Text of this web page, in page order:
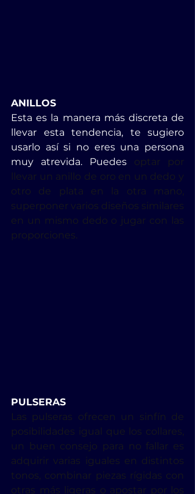
ANILLOS
Esta es la manera más discreta de
llevar esta tendencia, te sugiero
usarlo así si no eres una persona
muy atrevida. Puedes optar por
llevar un anillo de oro en un dedo y
otro de plata en la otra mano,
superponer varios diseños similares
en un mismo dedo o jugar con las
proporciones.
PULSERAS
Las pulseras ofrecen un sinfín de
posibilidades igual que los collares,
un buen consejo para no fallar es
adquirir varias iguales en distintos
tonos, combinar piezas rígidas con
otras más ligeras o apostar por los